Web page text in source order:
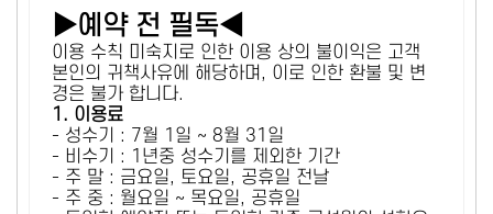
▶예약 전 필독◀
이용 수칙 미숙지로 인한 이용 상의 불이익은 고객
본인의 귀책사유에 해당하며, 이로 인한 환불 및 변
경은 불가 합니다.
1. 이용료
- 성수기 : 7월 1일 ~ 8월 31일
- 비수기 : 1년중 성수기를 제외한 기간
- 주 말 : 금요일, 토요일, 공휴일 전날
- 주 중 : 월요일 ~ 목요일, 공휴일